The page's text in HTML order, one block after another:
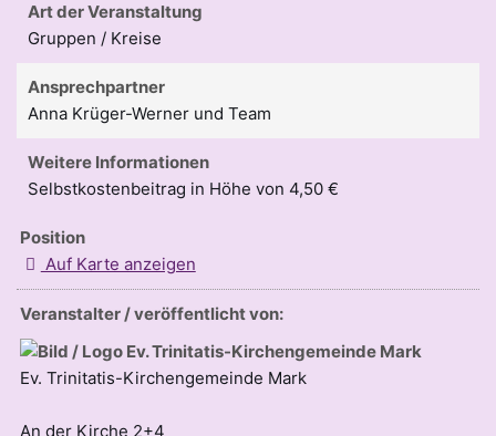
Art der Veranstaltung
Gruppen / Kreise
Ansprechpartner
Anna Krüger-Werner und Team
Weitere Informationen
Selbstkostenbeitrag in Höhe von 4,50 €
Position
Auf Karte anzeigen
Veranstalter / veröffentlicht von:
Ev. Trinitatis-Kirchengemeinde Mark
An der Kirche 2+4